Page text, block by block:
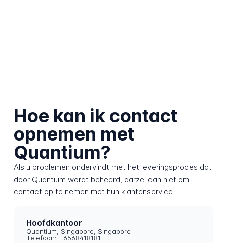
Hoe kan ik contact
opnemen met
Quantium?
Als u problemen ondervindt met het leveringsproces dat
door Quantium wordt beheerd, aarzel dan niet om
contact op te nemen met hun klantenservice.
Hoofdkantoor
Quantium, Singapore, Singapore
Telefoon: +6568418181